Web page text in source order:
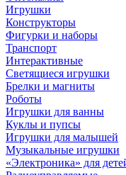
Игрушки
Конструкторы
Фигурки и наборы
Транспорт
Интерактивные
Светящиеся игрушки
Брелки и магниты
Роботы
Игрушки для ванны
Куклы и пупсы
Игрушки для малышей
Музыкальные игрушки
«Электроника» для